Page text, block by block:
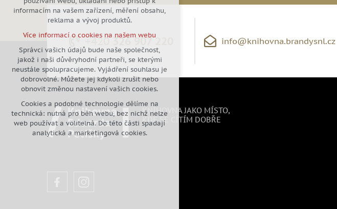
+420 326 907 220 info@knihovna.brandysnl.cz
KNIHOVNA JAKO MÍSTO,
KDE SE CÍTÍM DOBŘE
apod.
analytická pro anonymizované
vyhodnocení návštěvnosti
marketingová cookies (Google)
Více informací o cookies na našem webu
Přijmout všechny cookies
Odmítnout vše
informacím na vašem zařízení, měření obsahu,
reklama a vývoj produktů.
Více informací o cookies na našem webu
Správci vašich údajů bude naše společnost,
jakož i naši důvěryhodní partneři, se kterými
neustále spolupracujeme. Vyjádření souhlasu je
dobrovolné. Můžete jej kdykoli zrušit nebo
obnovit změnou nastavení vašich cookies.
Cookies a podobné technologie dělíme na
technická: nutná pro běh webu, bez nichž nelze
web používat a volitelná. Do této části spadají
analytická a marketingová cookies.